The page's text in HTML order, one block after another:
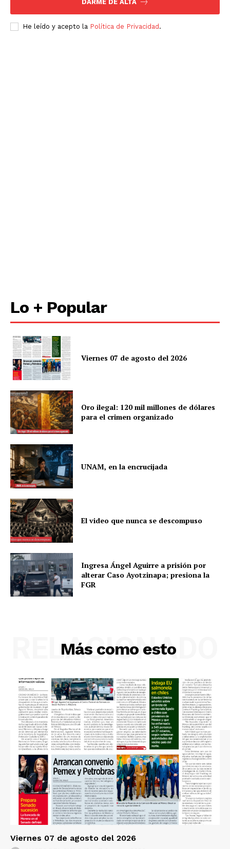
DARME DE ALTA
He leído y acepto la Política de Privacidad .
Lo + Popular
Viernes 07 de agosto del 2026
Oro ilegal: 120 mil millones de dólares
para el crimen organizado
UNAM, en la encrucijada
El video que nunca se descompuso
Ingresa Ángel Aguirre a prisión por
alterar Caso Ayotzinapa; presiona la
FGR
Más como esto
RELACIONADO
Viernes 07 de agosto del 2026